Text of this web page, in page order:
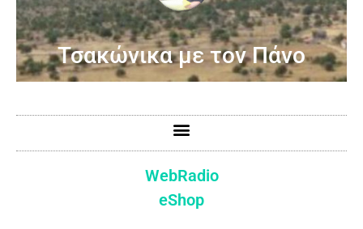
Τσακώνικα με τον Πάνο
WebRadio
eShop